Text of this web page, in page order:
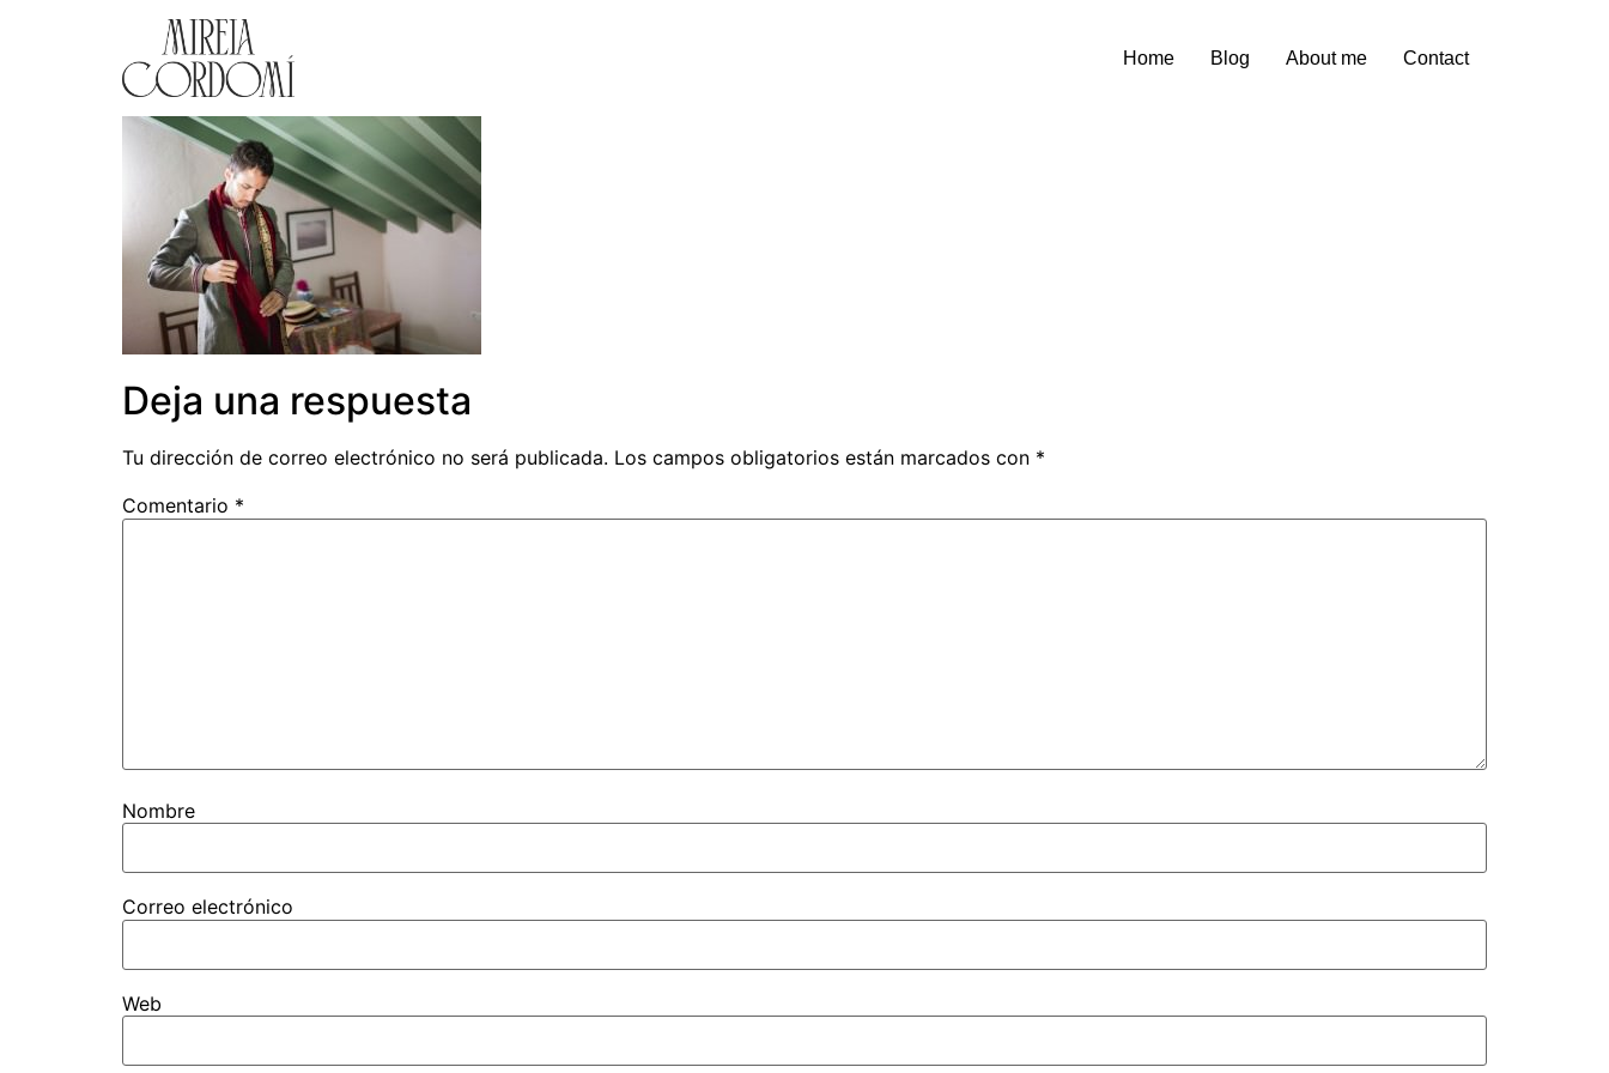
Home Blog About me Contact
Deja una respuesta
Tu dirección de correo electrónico no será publicada. Los campos obligatorios están marcados con *
Comentario *
Nombre
Correo electrónico
Web